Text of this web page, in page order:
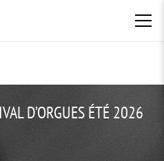
D’ORGUES ÉTÉ 2026